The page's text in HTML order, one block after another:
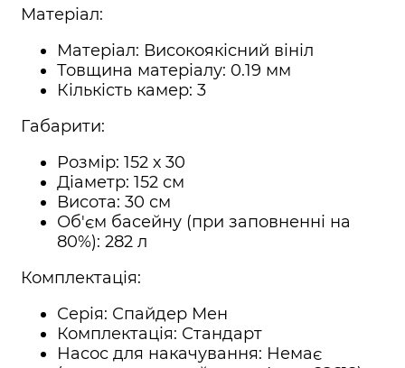
Матеріал:
Матеріал: Високоякісний вініл
Товщина матеріалу: 0.19 мм
Кількість камер: 3
Габарити:
Розмір: 152 х 30
Діаметр: 152 см
Висота: 30 см
Об'єм басейну (при заповненні на
80%): 282 л
Комплектація:
Серія: Спайдер Мен
Комплектація: Стандарт
Насос для накачування: Немає